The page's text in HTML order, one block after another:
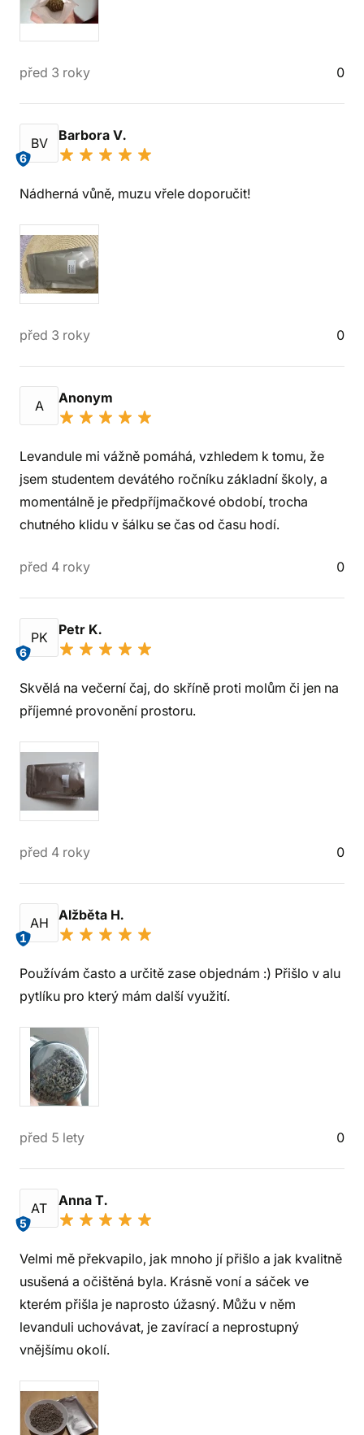
před 3 roky 0
BV
6
Barbora V.
Nádherná vůně, muzu vřele doporučit!
před 3 roky 0
A Anonym
Levandule mi vážně pomáhá, vzhledem k tomu, že
jsem studentem devátého ročníku základní školy, a
momentálně je předpříjmačkové období, trocha
chutného klidu v šálku se čas od času hodí.
před 4 roky 0
PK
6
Petr K.
Skvělá na večerní čaj, do skříně proti molům či jen na
příjemné provonění prostoru.
před 4 roky 0
AH
1
Alžběta H.
Používám často a určitě zase objednám :) Přišlo v alu
pytlíku pro který mám další využití.
před 5 lety 0
AT
5
Anna T.
Velmi mě překvapilo, jak mnoho jí přišlo a jak kvalitně
usušená a očištěná byla. Krásně voní a sáček ve
kterém přišla je naprosto úžasný. Můžu v něm
levanduli uchovávat, je zavírací a neprostupný
vnějšímu okolí.